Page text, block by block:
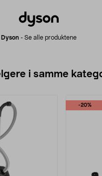
Dyson - Se alle produktene
i samme
-20%